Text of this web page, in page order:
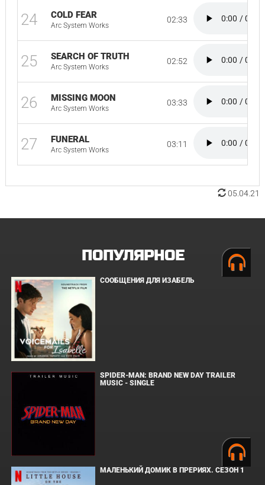
24 COLD FEAR
Arc System Works
02:33
25 SEARCH OF TRUTH
Arc System Works
02:52
26 MISSING MOON
Arc System Works
03:33
27 FUNERAL
Arc System Works
03:11
05.04.21
ПОПУЛЯРНОЕ
СООБЩЕНИЯ ДЛЯ ИЗАБЕЛЬ
SPIDER-MAN: BRAND NEW DAY TRAILER
MUSIC - SINGLE
МАЛЕНЬКИЙ ДОМИК В ПРЕРИЯХ. СЕЗОН 1